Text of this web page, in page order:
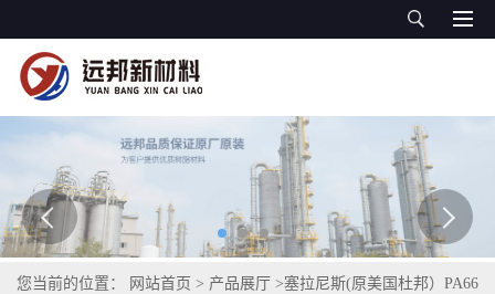
您当前的位置： 网站首页 > 产品展厅 >塞拉尼斯(原美国杜邦）PA66